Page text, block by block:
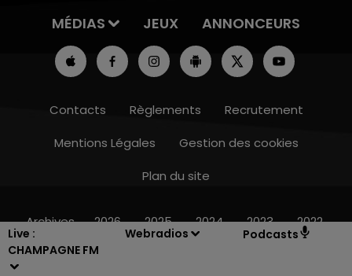
Live :
CHAMPAGNE FM
Webradios Podcasts
15h00 - 19h00
MÉDIAS
JEUX ANNONCEURS
Contacts Règlements
Recrutement
Mentions Légales
Gestion des cookies
Plan du site
Archives 2026 2025 2024 2023 2022